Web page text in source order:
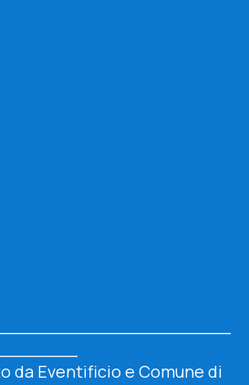
da Eventificio e Comune di